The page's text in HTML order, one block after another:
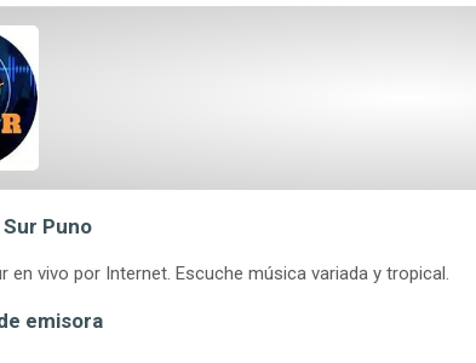
Puno
en vivo por Internet. Escuche música variada y tropical.
emisora